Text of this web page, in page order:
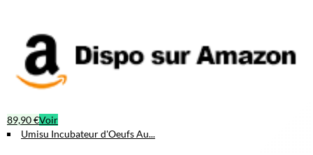
89,90 €Voir
Umisu Incubateur d'Oeufs Au...